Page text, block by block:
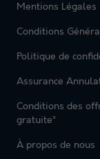
Mentions Légales
Conditions
Politique de
Assurance
Conditions des
gratuite”
À propos de nous